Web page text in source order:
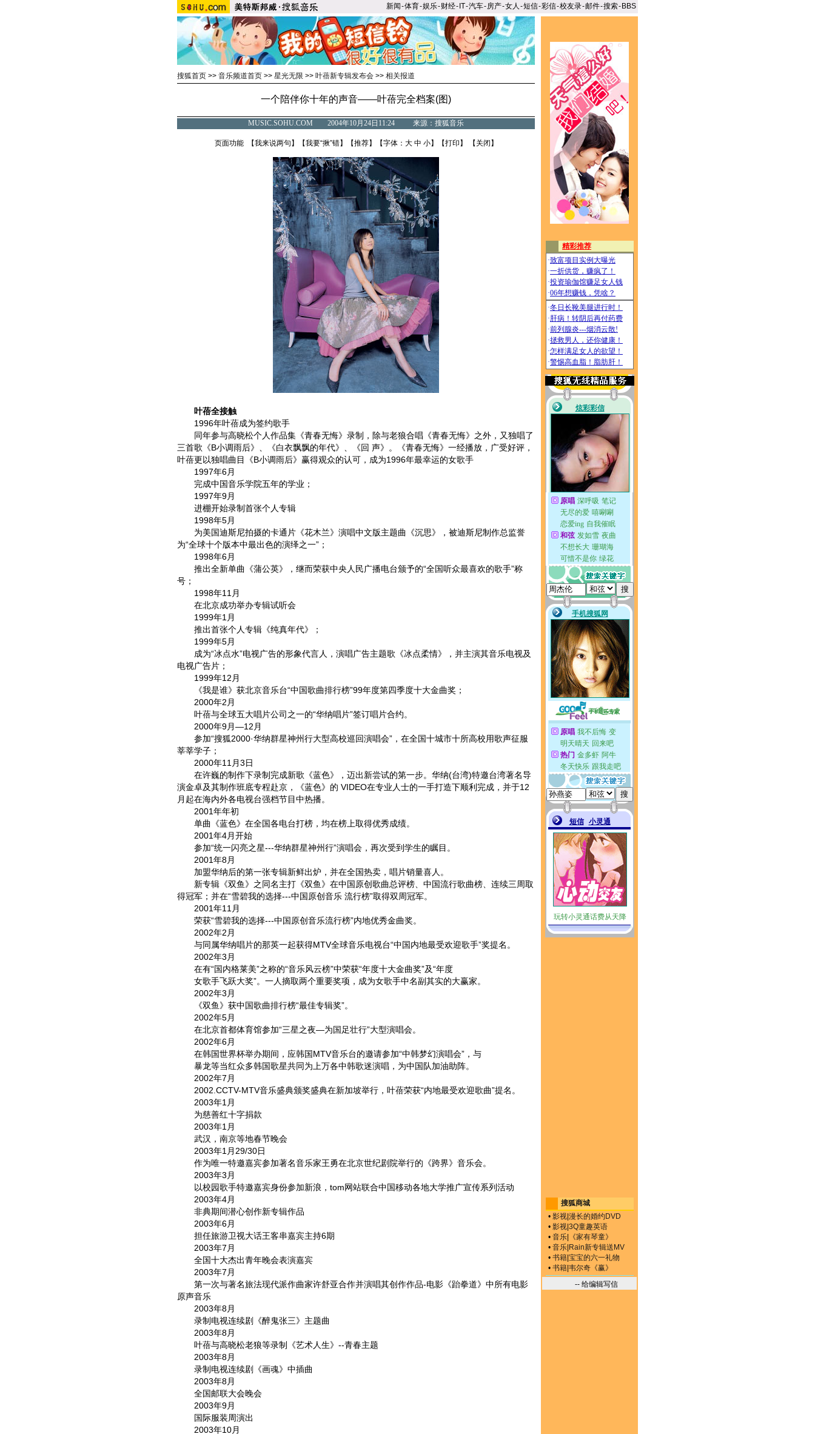
新闻-体育-娱乐-财经- IT-汽车-房产-女人 -短信-彩信-校友录-邮件-搜索- BBS
搜狐首页 >> 音乐频道首页 >> 星光无限 >> 叶蓓新专辑发布会 >> 相关报道
一个陪伴你十年的声音——叶蓓完全档案(图)
MUSIC.SOHU.COM 2004年10月24日11:24 来源：搜狐音乐
页面功能 【我来说两句 】【我要“揪”错】【推荐】【字体： 大 中 小】【打印 】 【 关闭 】
叶蓓全接触
1996年叶蓓成为签约歌手
同年参与高晓松个人作品集《青春无悔》录制，除与老狼合唱《青春无悔》之外，又独唱了
三首歌《B小调雨后》、《白衣飘飘的年代》、《回 声》。《青春无悔》一经播放，广受好评，
叶蓓更以独唱曲目《B小调雨后》赢得观众的认可，成为1996年最幸运的女歌手
1997年6月
完成中国音乐学院五年的学业；
1997年9月
进棚开始录制首张个人专辑
1998年5月
为美国迪斯尼拍摄的卡通片《花木兰》演唱中文版主题曲《沉思》，被迪斯尼制作总监誉
为“全球十个版本中最出色的演绎之一”；
1998年6月
推出全新单曲《蒲公英》，继而荣获中央人民广播电台颁予的“全国听众最喜欢的歌手”称
号；
1998年11月
在北京成功举办专辑试听会
1999年1月
推出首张个人专辑《纯真年代》；
1999年5月
成为“冰点水”电视广告的形象代言人，演唱广告主题歌《冰点柔情》，并主演其音乐电视及
电视广告片；
1999年12月
《我是谁》获北京音乐台“中国歌曲排行榜”99年度第四季度十大金曲奖；
2000年2月
叶蓓与全球五大唱片公司之一的“华纳唱片”签订唱片合约。
2000年9月—12月
参加“搜狐2000·华纳群星神州行大型高校巡回演唱会”，在全国十城市十所高校用歌声征服
莘莘学子；
2000年11月3日
在许巍的制作下录制完成新歌《蓝色》，迈出新尝试的第一步。华纳(台湾)特邀台湾著名导
演金卓及其制作班底专程赴京，《蓝色》的 VIDEO在专业人士的一手打造下顺利完成，并于12
月起在海内外各电视台强档节目中热播。
2001年年初
单曲《蓝色》在全国各电台打榜，均在榜上取得优秀成绩。
2001年4月开始
参加“统一闪亮之星---华纳群星神州行”演唱会，再次受到学生的瞩目。
2001年8月
加盟华纳后的第一张专辑新鲜出炉，并在全国热卖，唱片销量喜人。
新专辑《双鱼》之同名主打《双鱼》在中国原创歌曲总评榜、中国流行歌曲榜、连续三周取
得冠军；并在“雪碧我的选择---中国原创音乐 流行榜”取得双周冠军。
2001年11月
荣获“雪碧我的选择---中国原创音乐流行榜”内地优秀金曲奖。
2002年2月
与同属华纳唱片的那英一起获得MTV全球音乐电视台“中国内地最受欢迎歌手”奖提名。
2002年3月
在有“国内格莱美”之称的“音乐风云榜”中荣获“年度十大金曲奖”及“年度
女歌手飞跃大奖”。一人摘取两个重要奖项，成为女歌手中名副其实的大赢家。
2002年3月
《双鱼》获中国歌曲排行榜“最佳专辑奖”。
2002年5月
在北京首都体育馆参加“三星之夜—为国足壮行”大型演唱会。
2002年6月
在韩国世界杯举办期间，应韩国MTV音乐台的邀请参加“中韩梦幻演唱会”，与
暴龙等当红众多韩国歌星共同为上万各中韩歌迷演唱，为中国队加油助阵。
2002年7月
2002.CCTV-MTV音乐盛典颁奖盛典在新加坡举行，叶蓓荣获“内地最受欢迎歌曲”提名。
2003年1月
为慈善红十字捐款
2003年1月
武汉，南京等地春节晚会
2003年1月29/30日
作为唯一特邀嘉宾参加著名音乐家王勇在北京世纪剧院举行的《跨界》音乐会。
2003年3月
以校园歌手特邀嘉宾身份参加新浪，tom网站联合中国移动各地大学推广宣传系列活动
2003年4月
非典期间潜心创作新专辑作品
2003年6月
担任旅游卫视大话王客串嘉宾主持6期
2003年7月
全国十大杰出青年晚会表演嘉宾
2003年7月
第一次与著名旅法现代派作曲家许舒亚合作并演唱其创作作品-电影《跆拳道》中所有电影
原声音乐
2003年8月
录制电视连续剧《醉鬼张三》主题曲
2003年8月
叶蓓与高晓松老狼等录制《艺术人生》--青春主题
2003年8月
录制电视连续剧《画魂》中插曲
2003年8月
全国邮联大会晚会
2003年9月
国际服装周演出
2003年10月
搜狐商城
• 影视 漫长的婚约DVD
• 影视 3Q童趣英语
• 音乐
《家有琴童》
• 音乐 Rain新专辑送MV
• 书籍 宝宝的六一礼物
• 书籍 韦尔奇《赢》
-- 给编辑写信